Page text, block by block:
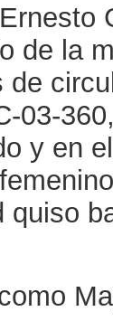
de la
de
03-
y en
quiso